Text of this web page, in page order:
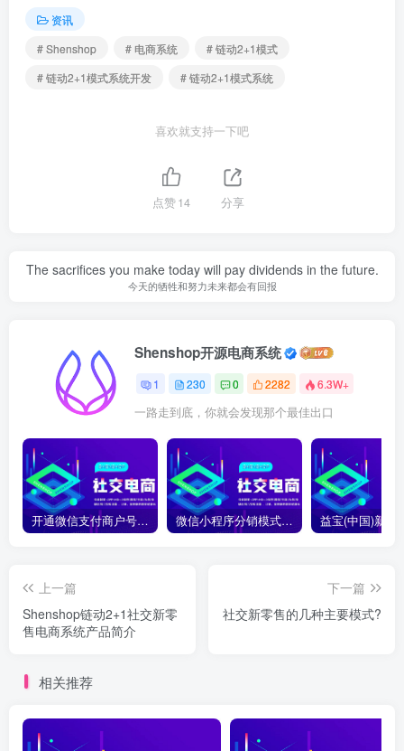
资讯
# Shenshop
# 电商系统
# 链动2+1模式
# 链动2+1模式系统开发
# 链动2+1模式系统
喜欢就支持一下吧
点赞14 分享
The sacrifices you make today will pay dividends in the future.
今天的牺牲和努力未来都会有回报
Shenshop开源电商系统
1 230 0 2282 6.3W+
一路走到底，你就会发现那个最佳出口
开通微信支付商户号怎么开通？开通微信支付商户号详细教程 微信小程序分销模式如何合法合规运营？
上一篇
Shenshop链动2+1社交新零
售电商系统产品简介
下一篇
社交新零售的几种主要模式?
相关推荐